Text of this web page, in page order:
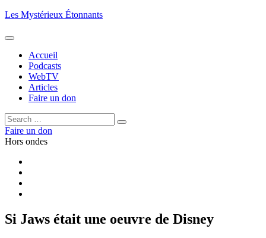
Aller
contenu
Les Mystérieux Étonnants
Accueil
Podcasts
WebTV
Articles
Faire un don
Rechercher :
Rechercher
Faire un don
Hors ondes
Si Jaws était une oeuvre de Disney